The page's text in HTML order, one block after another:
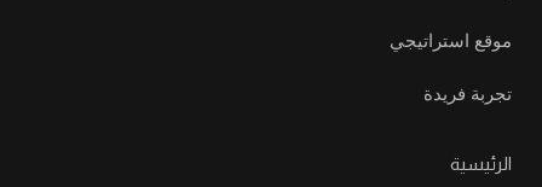
موقع استراتيجي
تجربة فريدة
الرئيسية